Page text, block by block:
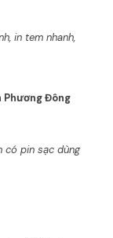
in tem nhanh,
Phương Đông
có pin sạc dùng